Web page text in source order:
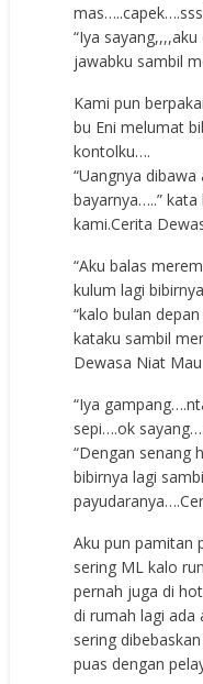
“Iya
jawabku sambil
Kami pun
bu Eni melumat
kontolku….
“Uangnya
bayarnya…..”
kami.Cerita
“Aku balas
kulum lagi
“kalo bulan
kataku sambil
Dewasa Niat Mau
“Iya
sepi….ok
“Dengan senang
bibirnya lagi
Aku pun pamitan
sering ML kalo
pernah juga di
di rumah lagi ada
sering
puas dengan